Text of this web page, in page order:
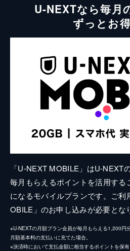
U-NEXTなら毎月
ずっとお
「U-NEXT MOBILE」はU-NEXT
毎月もらえるポイントを活用する
になるモバイルプランです。ご
OBILE」のお申し込みが必要とな
※U-NEXTの月額プラン会員が毎月もらえる1,200円
月額基本料の支払いに充てた場合。
※決済時において支払金額に相当するポイントを保